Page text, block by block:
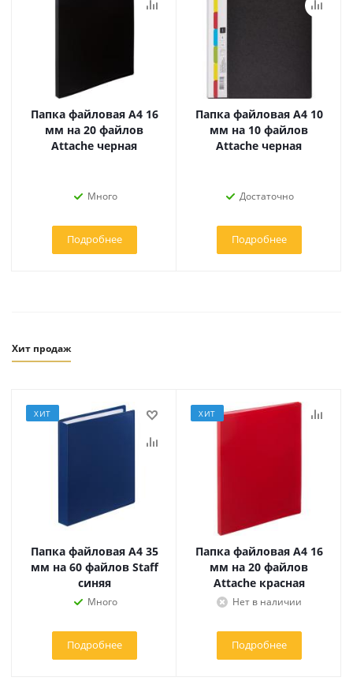
Папка файловая А4 16
мм на 20 файлов
Attache черная
Много
Подробнее
Папка файловая А4 10
мм на 10 файлов
Attache черная
Достаточно
Подробнее
Хит продаж
ХИТ
Папка файловая А4 35
мм на 60 файлов Staff
синяя
Много
Подробнее
ХИТ
Папка файловая А4 16
мм на 20 файлов
Attache красная
Нет в наличии
Подробнее